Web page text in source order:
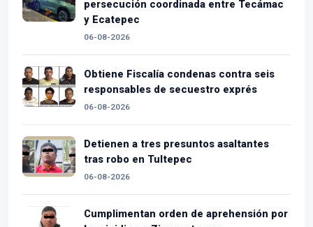
persecución coordinada entre Tecámac
y Ecatepec
06-08-2026
Obtiene Fiscalía condenas contra seis
responsables de secuestro exprés
06-08-2026
Detienen a tres presuntos asaltantes
tras robo en Tultepec
06-08-2026
Cumplimentan orden de aprehensión por